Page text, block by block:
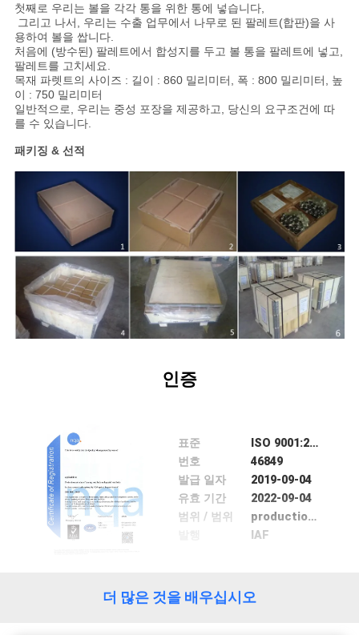
PRIVACY
POLICY
첫째로 우리는 볼을 각각 통을 위한 통에 넣습니다,
그리고 나서, 우리는 수출 업무에서 나무로 된 팔레트(합판)을 사
용하여 볼을 쌉니다.
처음에 (방수된) 팔레트에서 합성지를 두고 볼 통을 팔레트에 넣고,
팔레트를 고치세요.
목재 파렛트의 사이즈 : 길이 : 860 밀리미터, 폭 : 800 밀리미터, 높
이 : 750 밀리미터
일반적으로, 우리는 중성 포장을 제공하고, 당신의 요구조건에 따
를 수 있습니다.
패키징 & 선적
인증
표준
ISO 9001:2005
번호
46849
발급 일자
2019-09-04
유효 기간
2022-09-04
범위 / 범위
production and sales of bearing steel balls and special steel balls
IAF
더 많은 것을 배우십시오